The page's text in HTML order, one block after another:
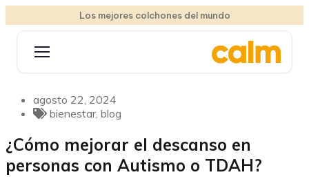
Los mejores colchones del mundo
agosto 22, 2024
bienestar, blog
¿Cómo mejorar el descanso en
personas con Autismo o TDAH?